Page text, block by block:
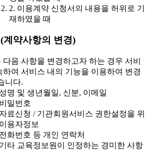
2. 이용계약 신청서의 내용을 허위로 기
재하였을 때
계약사항의 변경)
다음 사항을 변경하고자 하는 경우 서비
하여 서비스 내의 기능을 이용하여 변경
니다.
명 및 생년월일, 신분, 이메일
밀번호
료신청 / 기관회원서비스 권한설정을 위
용자정보
화번호 등 개인 연락처
타 교육정보원이 인정하는 경미한 사항